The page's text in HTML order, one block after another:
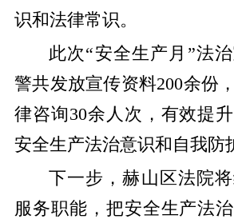
识和法律常识。
此次“安全生产月”法
警共发放宣传资料200余份
律咨询30余人次，有效提
安全生产法治意识和自我防
下一步，赫山区法院
服务职能，把安全生产法